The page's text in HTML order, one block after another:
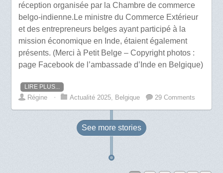
réception organisée par la Chambre de commerce
belgo-indienne.Le ministre du Commerce Extérieur
et des entrepreneurs belges ayant participé à la
mission économique en Inde, étaient également
présents. (Merci à Petit Belge – Copyright photos :
page Facebook de l’ambassade d’Inde en Belgique)
LIRE PLUS...
Régine ⋅ Actualité 2025, Belgique 29 Comments
See more stories